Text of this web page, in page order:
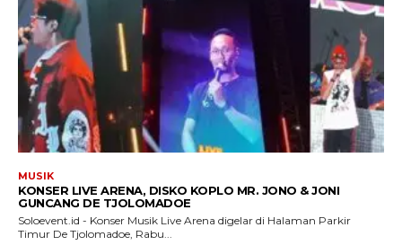
MUSIK
KONSER LIVE ARENA, DISKO KOPLO MR. JONO & JONI
GUNCANG DE TJOLOMADOE
Soloevent.id - Konser Musik Live Arena digelar di Halaman Parkir
Timur De Tjolomadoe, Rabu...